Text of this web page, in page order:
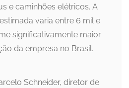
e caminhões elétricos. A
varia entre 6 mil e
significativamente maior
da empresa no Brasil.
Schneider, diretor de